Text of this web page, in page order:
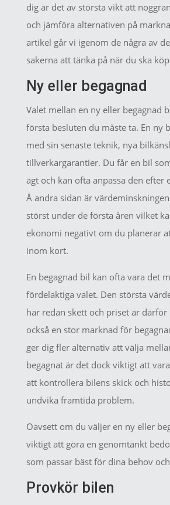
dig är det av största vikt att
och jämföra alternativen på
artikel går vi igenom de några av
sakerna att tänka på när du ska
Ny eller begagnad
Valet mellan en ny eller begagnad
första besluten du måste ta. En ny
med sin senaste teknik, nya
tillverkargarantier. Du får en bil
ägt och kan ofta anpassa den efter
Å andra sidan är
störst under de första åren vilket
ekonomi negativt om du planerar
inom kort.
En begagnad bil kan ofta vara det
fördelaktiga valet. Den största
har redan skett och priset är därför
också en stor marknad för
ger dig fler alternativ att välja
begagnat är det dock viktigt att
att kontrollera bilens skick och
undvika framtida problem.
Oavsett om du väljer en ny eller
viktigt att göra en genomtänkt
som passar bäst för dina behov
Provkör bilen